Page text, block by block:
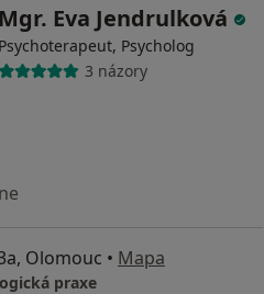
Mgr. Eva Jendrulková
Psychoterapeut, Psycholog
3 názory
Olomouc • Mapa
praxe